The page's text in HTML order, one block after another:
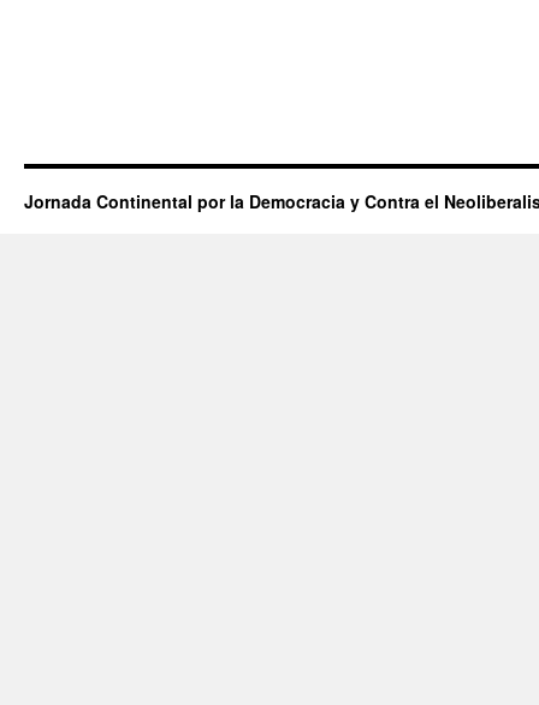
Jornada Continental por la Democracia y Contra el